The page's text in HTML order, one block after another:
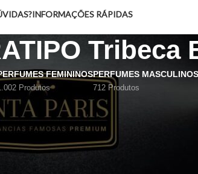
INFORMAÇÕES RÁPIDAS
Tribeca
FEMININOS
Produtos
PERFUMES MASCULINOS
712 Produtos